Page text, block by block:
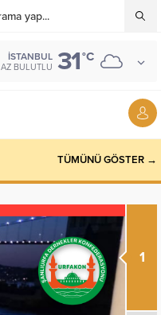
İSTANBUL
AZ BULUTLU 31°C
TÜMÜNÜ GÖSTER →
1